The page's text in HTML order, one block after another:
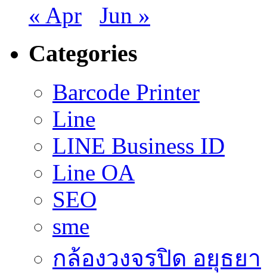
« Apr Jun »
Categories
Barcode Printer
Line
LINE Business ID
Line OA
SEO
sme
กล้องวงจรปิด อยุธยา